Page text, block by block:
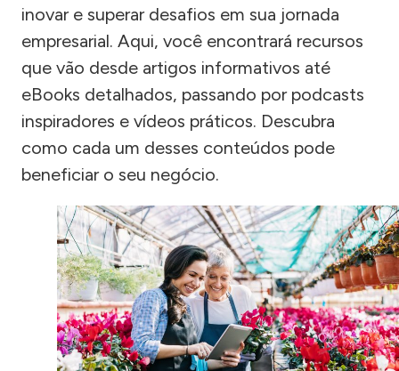
inovar e superar desafios em sua jornada
empresarial. Aqui, você encontrará recursos
que vão desde artigos informativos até
eBooks detalhados, passando por podcasts
inspiradores e vídeos práticos. Descubra
como cada um desses conteúdos pode
beneficiar o seu negócio.